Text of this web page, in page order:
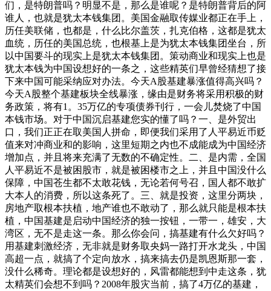
们，是特朗普吗？明显不是，那么是谁呢？是特朗普背后的阿
谁人，也就是犹太本钱集团。美国金融取传媒业都正在手上，
历任美联储，也都是，什么比尔盖茨，扎克伯格，这都是犹太
血统，历任的美国总统，也根基上是为犹太本钱集团坐台，所
以中国要斗的现实上是犹太本钱集团。策动商业和现实上也是
犹太本钱为中国设想好的一条之，这些精英们早曾经猜想了接
下来中国可能采纳应对办法。今天A股基建暴涨值得高兴吗？
今天A股整个基建板块全线暴涨，缘由是财务将采用积极的财
务政策，将有1。35万亿的专项债券刊行，一会儿焚烧了中国
本钱市场。对于中国沉启基建您实的懂了吗？一、是外贸出
口，我们正正在取美国人拼命，即便我们采用了人平易近币贬
值来对冲商业和的影响，这里短期之内也不成能成为中国经济
增加点，并且将来充满了无数的不确定性。二、是内需，全国
人平易近不是被困股市，就是被困楼市之上，并且中国没什么
保障，中国苍生都不太敢花钱，无论若何号召，国人都不敢扩
大本人的消费，所以这条死了。三、就是投资，这里分两块，
房地产取根本扶植，地产谁也不敢动了，那么就只能是根本扶
植，中国基建是启动中国经济的独一按钮，一带一，雄安，大
湾区，无不是走这一条。那么你会问，搞基建有什么欠好吗？
用基建刺激经济，无非就是财务取央妈一路打开水龙头，中国
高超一点，就搞了个定向放水，搞来搞去仍是凯恩斯那一套，
没什么稀奇。理论都是设想好的，风雷都能想到中走这条，犹
太精英们会想不到吗？2008年股灾当前，搞了4万亿的基建，